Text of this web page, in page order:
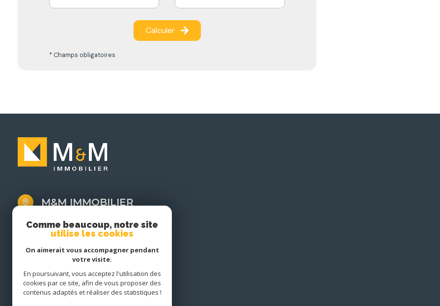
Calculer
* Champs obligatoires
M&M IMMOBILIER
04.68.31.46.87
contact@mmimmobilier.com
1 rue Victor Hugo
Comme beaucoup, notre site
utilise les cookies
On aimerait vous accompagner pendant
votre visite.
En poursuivant, vous acceptez l'utilisation des
cookies par ce site, afin de vous proposer des
contenus adaptés et réaliser des statistiques !